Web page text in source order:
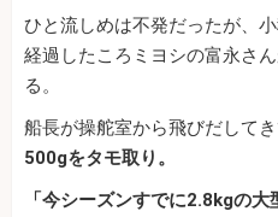
ひと流しめは不発だったが、
経過したころミヨシの富永さ
る。
船長が操舵室から飛びだして
500gをタモ取り。
「今シーズンすでに2.8kgの大